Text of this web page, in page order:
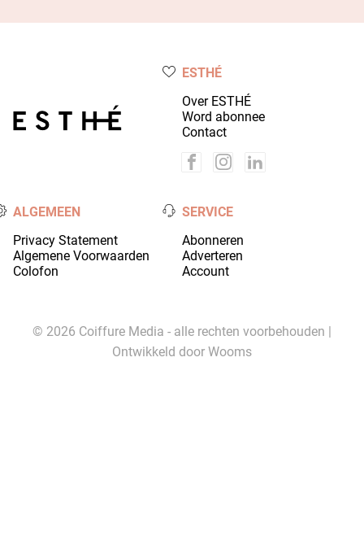
ESTHÉ
Over ESTHÉ
Word abonnee
Contact
ALGEMEEN
Privacy Statement
Algemene Voorwaarden
Colofon
SERVICE
Abonneren
Adverteren
Account
© 2026 Coiffure Media - alle rechten voorbehouden |
Ontwikkeld door Wooms